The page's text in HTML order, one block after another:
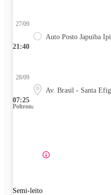
21:40
27/09
Auto Posto Japuiba
07:25
28/09
Av. Brasil - Santa
Poltrona
Semi-leito